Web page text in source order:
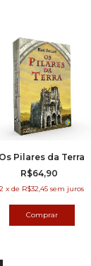
Os Pilares da Terra
R$64,90
2 x de R$32,45 sem juros